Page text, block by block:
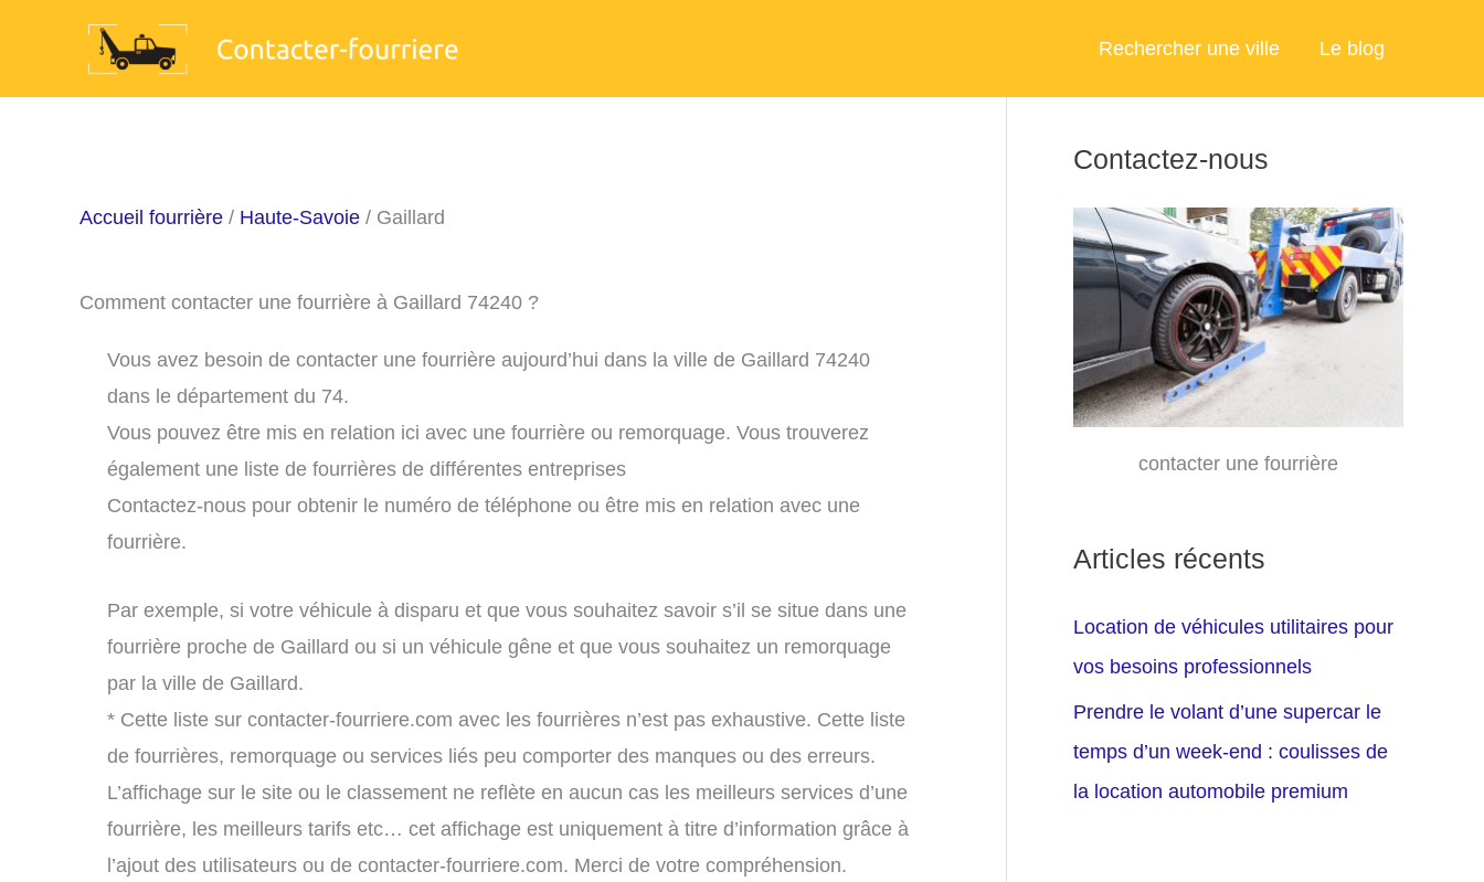
Rechercher une ville Le blog
Accueil fourrière / Haute-Savoie / Gaillard
Comment contacter une fourrière à Gaillard 74240 ?
Vous avez besoin de contacter une fourrière aujourd’hui dans la ville de Gaillard 74240
dans le département du 74.
Vous pouvez être mis en relation ici avec une fourrière ou remorquage. Vous trouverez
également une liste de fourrières de différentes entreprises
Contactez-nous pour obtenir le numéro de téléphone ou être mis en relation avec une
fourrière.
Par exemple, si votre véhicule à disparu et que vous souhaitez savoir s’il se situe dans une
fourrière proche de Gaillard ou si un véhicule gêne et que vous souhaitez un remorquage
par la ville de Gaillard.
* Cette liste sur contacter-fourriere.com avec les fourrières n’est pas exhaustive. Cette liste
de fourrières, remorquage ou services liés peu comporter des manques ou des erreurs.
L’affichage sur le site ou le classement ne reflète en aucun cas les meilleurs services d’une
fourrière, les meilleurs tarifs etc… cet affichage est uniquement à titre d’information grâce à
l’ajout des utilisateurs ou de contacter-fourriere.com. Merci de votre compréhension.
Contactez-nous
contacter une fourrière
Articles récents
Location de véhicules utilitaires pour
vos besoins professionnels
Prendre le volant d’une supercar le
temps d’un week-end : coulisses de
la location automobile premium